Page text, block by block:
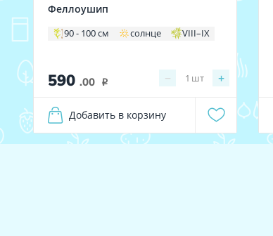
Феллоушип
90 - 100 см солнце VIII–IX
590 .00 i − +
1 шт
Добавить в корзину